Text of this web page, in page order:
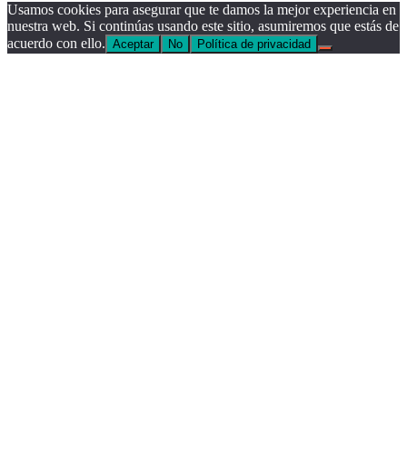
Usamos cookies para asegurar que te damos la mejor experiencia en
nuestra web. Si continúas usando este sitio, asumiremos que estás de
acuerdo con ello. Aceptar No Política de privacidad